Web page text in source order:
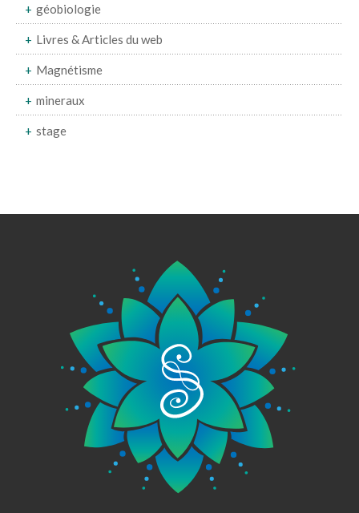
géobiologie
Livres & Articles du web
Magnétisme
mineraux
stage